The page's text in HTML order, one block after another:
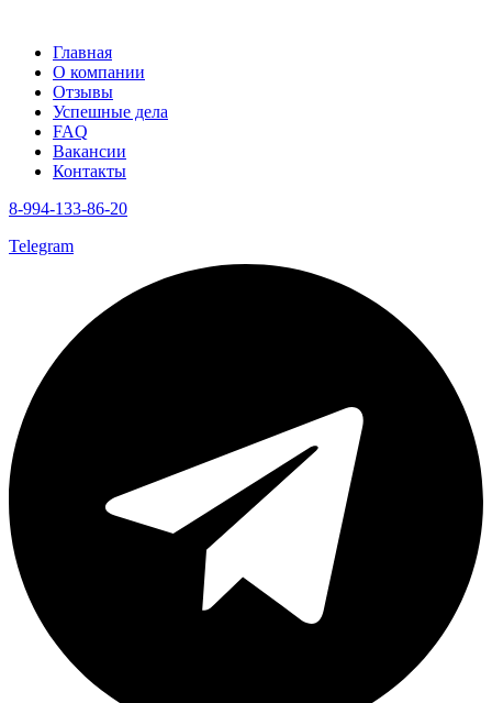
Главная
О компании
Отзывы
Успешные дела
FAQ
Вакансии
Контакты
8-994-133-86-20
Telegram